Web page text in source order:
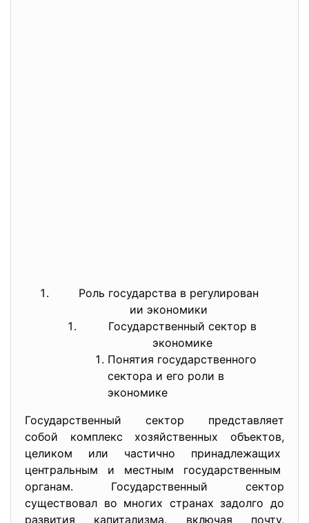
Роль государства в регулирован
ии экономики
Государственный сектор в
экономике
Понятия государственного
сектора и его роли в
экономике
Государственный сектор представляет
собой комплекс хозяйственных объектов,
целиком или частично принадлежащих
центральным и местным государственным
органам. Государственный сектор
существовал во многих странах задолго до
развития капитализма, включая почту,